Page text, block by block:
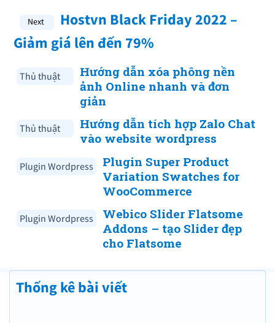
Hostvn Black Friday 2022 –
Giảm giá lên đến 79%
Thủ thuật
Hướng dẫn xóa phông nền
ảnh Online nhanh và đơn
giản
Thủ thuật
Hướng dẫn tích hợp Zalo Chat
vào website wordpress
Plugin Wordpress
Plugin Super Product
Variation Swatches for
WooCommerce
Plugin Wordpress
Webico Slider Flatsome
Addons – tạo Slider đẹp
cho Flatsome
Thống kê bài viết